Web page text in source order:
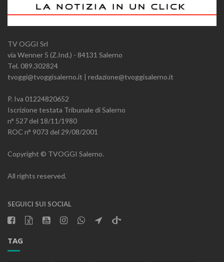
TV OGGI Srl
via Wenner 5 (Z.Ind.) - 84131 Salerno
Tel. 089.302824
tvoggi@tvoggisalerno.it | redazione@tvoggisalerno.it
P. Iva 01224820652
Iscrizione testata Tribunale di Salerno
n° 527 del 18/11/1980
ROC n° 9073 del 29/08/2001
Copyright © TVOGGI Salerno.
All rights reserved.
SEGUICI SUI SOCIAL
TAG